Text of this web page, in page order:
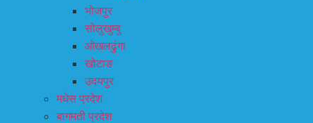
भोजपुर
सोलुखुम्बु
ओखलढुंगा
खोटाङ
उदयपुर
मधेस प्रदेश
बागमती प्रदेश